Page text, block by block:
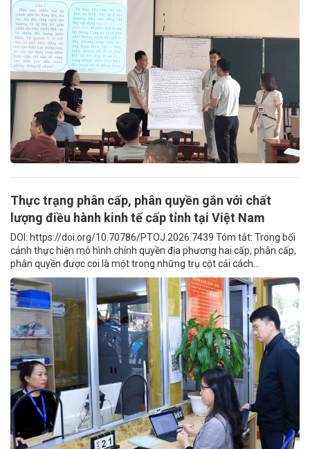
Thực trạng phân cấp, phân quyền gắn với chất
lượng điều hành kinh tế cấp tỉnh tại Việt Nam
DOI: https://doi.org/10.70786/PTOJ.2026.7439 Tóm tắt: Trong bối
cảnh thực hiện mô hình chính quyền địa phương hai cấp, phân cấp,
phân quyền được coi là một trong những trụ cột cải cách...